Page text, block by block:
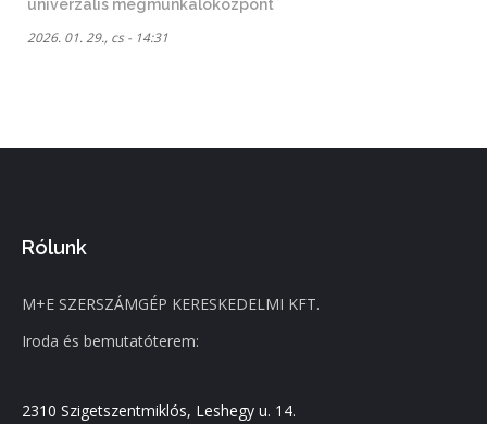
univerzális megmunkálóközpont
2026. 01. 29., cs - 14:31
Rólunk
M+E SZERSZÁMGÉP KERESKEDELMI KFT.
Iroda és bemutatóterem:
2310 Szigetszentmiklós, Leshegy u. 14.